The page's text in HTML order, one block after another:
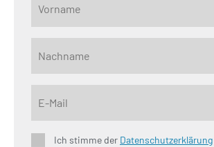
Ich stimme der Datenschutzerklärung